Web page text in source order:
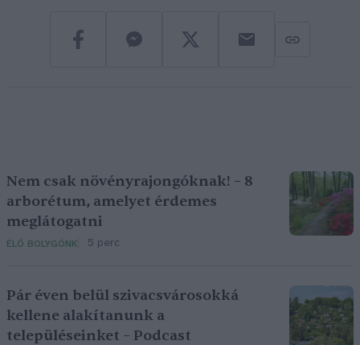
Nem csak növényrajongóknak! – 8
arborétum, amelyet érdemes
meglátogatni
ÉLŐ BOLYGÓNK 5 perc
Pár éven belül szivacsvárosokká
kellene alakítanunk a
településeinket – Podcast